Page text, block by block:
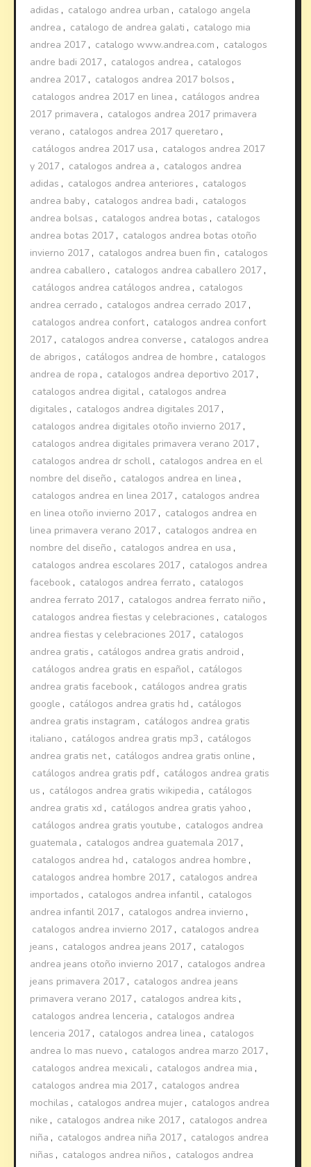
adidas , catalogo andrea urban , catalogo angela
andrea , catalogo de andrea galati , catalogo mia
andrea 2017 , catalogo www.andrea.com , catalogos
andre badi 2017 , catalogos andrea , catalogos
andrea 2017 , catalogos andrea 2017 bolsos ,
catalogos andrea 2017 en linea , catálogos andrea
2017 primavera , catalogos andrea 2017 primavera
verano , catalogos andrea 2017 queretaro ,
catálogos andrea 2017 usa , catalogos andrea 2017
y 2017 , catalogos andrea a , catalogos andrea
adidas , catalogos andrea anteriores , catalogos
andrea baby , catalogos andrea badi , catalogos
andrea bolsas , catalogos andrea botas , catalogos
andrea botas 2017 , catalogos andrea botas otoño
invierno 2017 , catalogos andrea buen fin , catalogos
andrea caballero , catalogos andrea caballero 2017 ,
catálogos andrea catálogos andrea , catalogos
andrea cerrado , catalogos andrea cerrado 2017 ,
catalogos andrea confort, catalogos andrea confort
2017 , catalogos andrea converse , catalogos andrea
de abrigos , catálogos andrea de hombre , catalogos
andrea de ropa , catalogos andrea deportivo 2017 ,
catalogos andrea digital , catalogos andrea
digitales , catalogos andrea digitales 2017 ,
catalogos andrea digitales otoño invierno 2017 ,
catalogos andrea digitales primavera verano 2017 ,
catalogos andrea dr scholl , catalogos andrea en el
nombre del diseño , catalogos andrea en linea ,
catalogos andrea en linea 2017 , catalogos andrea
en linea otoño invierno 2017 , catalogos andrea en
linea primavera verano 2017 , catalogos andrea en
nombre del diseño , catalogos andrea en usa ,
catalogos andrea escolares 2017 , catalogos andrea
facebook , catalogos andrea ferrato , catalogos
andrea ferrato 2017 , catalogos andrea ferrato niño ,
catalogos andrea fiestas y celebraciones , catalogos
andrea fiestas y celebraciones 2017 , catalogos
andrea gratis , catálogos andrea gratis android ,
catálogos andrea gratis en español , catálogos
andrea gratis facebook , catálogos andrea gratis
google , catálogos andrea gratis hd , catálogos
andrea gratis instagram , catálogos andrea gratis
italiano , catálogos andrea gratis mp3 , catálogos
andrea gratis net, catálogos andrea gratis online ,
catálogos andrea gratis pdf , catálogos andrea gratis
us , catálogos andrea gratis wikipedia , catálogos
andrea gratis xd , catálogos andrea gratis yahoo ,
catálogos andrea gratis youtube , catalogos andrea
guatemala , catalogos andrea guatemala 2017 ,
catalogos andrea hd , catalogos andrea hombre ,
catalogos andrea hombre 2017 , catalogos andrea
importados , catalogos andrea infantil , catalogos
andrea infantil 2017 , catalogos andrea invierno ,
catalogos andrea invierno 2017 , catalogos andrea
jeans , catalogos andrea jeans 2017 , catalogos
andrea jeans otoño invierno 2017 , catalogos andrea
jeans primavera 2017 , catalogos andrea jeans
primavera verano 2017 , catalogos andrea kits ,
catalogos andrea lenceria , catalogos andrea
lenceria 2017 , catalogos andrea linea , catalogos
andrea lo mas nuevo , catalogos andrea marzo 2017 ,
catalogos andrea mexicali , catalogos andrea mia ,
catalogos andrea mia 2017 , catalogos andrea
mochilas , catalogos andrea mujer , catalogos andrea
nike , catalogos andrea nike 2017 , catalogos andrea
niña , catalogos andrea niña 2017 , catalogos andrea
niñas , catalogos andrea niños , catalogos andrea